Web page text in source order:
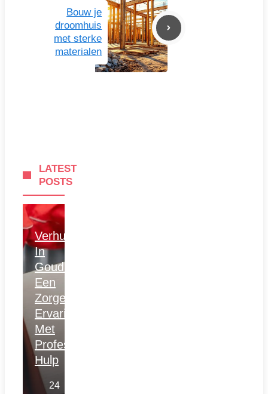
Bouw je
droomhuis
met sterke
materialen
LATEST
POSTS
Verhuizen
In
Gouda:
Een
Zorgeloze
Ervaring
Met
Professionele
Hulp
24